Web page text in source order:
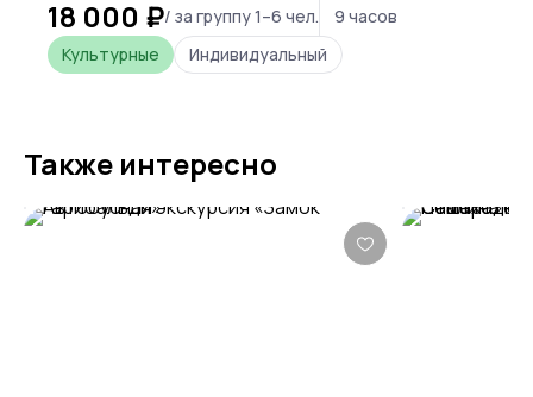
достопримечательностей и арт-объектов.
Если Вы впервые в нашей республике или
желаете поближе познакомиться с культурой
18 000 ₽/ за группу 1–6 чел.
9 часов
Культурные
Индивидуальный
Также интересно